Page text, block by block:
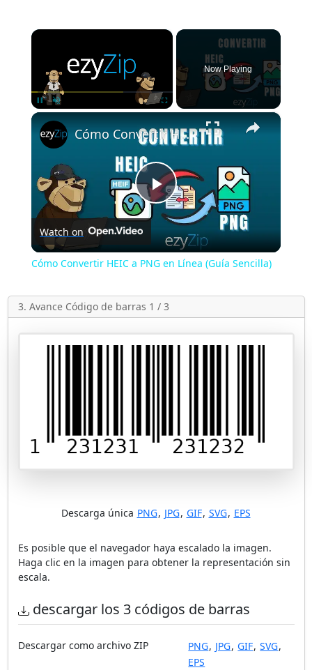
×
Now Playing
×
Play
Video
Cómo Convertir HEIC a PNG en Línea (Guía Sencilla)
Watch on
Cómo Convertir HEIC a PNG en Línea (Guía Sencilla)
3. Avance Código de barras 1 / 3
Descarga única PNG, JPG, GIF, SVG, EPS
Es posible que el navegador haya escalado la imagen.
Haga clic en la imagen para obtener la representación sin
escala.
descargar los 3 códigos de barras
Descargar como archivo ZIP PNG, JPG, GIF, SVG,
EPS